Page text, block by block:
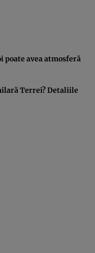
poate avea atmosferă
Terrei? Detaliile